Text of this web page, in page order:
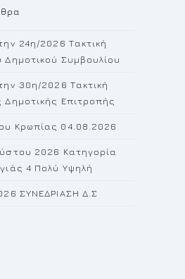
24η/2026 Τακτική
Συμβουλίου
30η/2026 Τακτική
Επιτροπής
Κρωπίας 04.08.2026
2026 Κατηγορία
4 Πολύ Υψηλή
ΣΥΝΕΔΡΙΑΣΗ Δ.Σ